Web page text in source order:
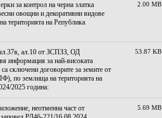
за контрол на черна златка
овощни и декоративни видове
територията на Република
2.00 MB
ал.10 от ЗСПЗЗ, ОД
информация за най-високата
сключени договорите за земите от
по землища на територията на
2025 година:
53.87 KB
неотменна част от
5.69 MB